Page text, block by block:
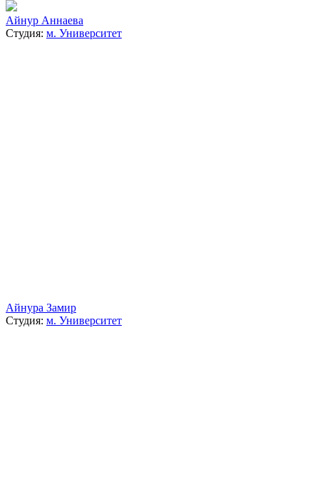
Айнур Аннаева
Студия: м. Университет
Айнура Замир
Студия: м. Университет